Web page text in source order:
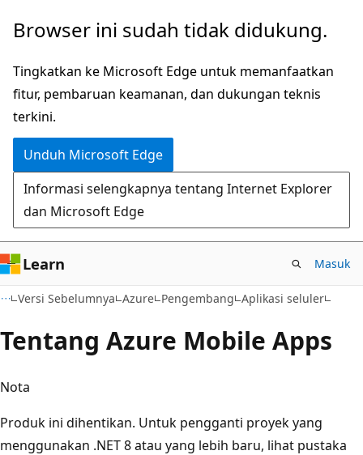
Lompati
konten
utama
Browser ini sudah tidak didukung.
Tingkatkan ke Microsoft Edge untuk memanfaatkan
fitur, pembaruan keamanan, dan dukungan teknis
terkini.
Unduh Microsoft Edge
Informasi selengkapnya tentang Internet Explorer
dan Microsoft Edge
Learn Masuk
Versi Sebelumnya Azure Pengembang Aplikasi seluler
Tentang Azure Mobile Apps
Nota
Produk ini dihentikan. Untuk pengganti proyek yang
menggunakan .NET 8 atau yang lebih baru, lihat pustaka